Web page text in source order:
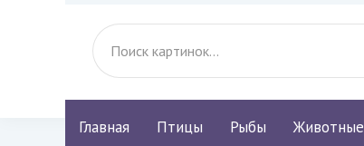
Главная Птицы Рыбы Животные